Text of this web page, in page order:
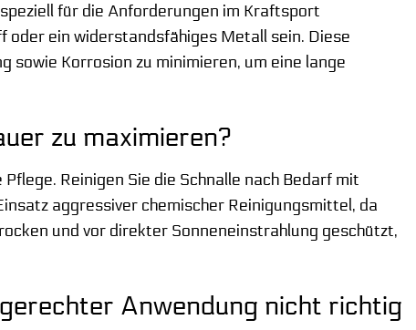
für die Anforderungen im Kraftsport
ein widerstandsfähiges Metall sein. Diese
Korrosion zu minimieren, um eine lange
zu maximieren?
Reinigen Sie die Schnalle nach Bedarf mit
aggressiver chemischer Reinigungsmittel, da
und vor direkter Sonneneinstrahlung geschützt,
Anwendung nicht richtig